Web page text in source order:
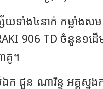
យទាំង៤នាក់ កម្លាំងស
906 TD ចំនួន១
គូ។
ជួន ណារិន្ទ អគ្គស្នងក